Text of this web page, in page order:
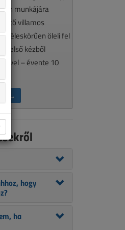
munkájára
villamos
öleli fel
első kézből
– évente 10
→
hogy
ha